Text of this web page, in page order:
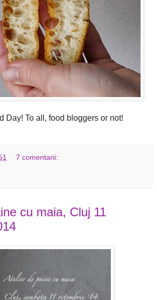
Day! To all, food bloggers or not!
7 comentarii:
cu maia, Cluj 11